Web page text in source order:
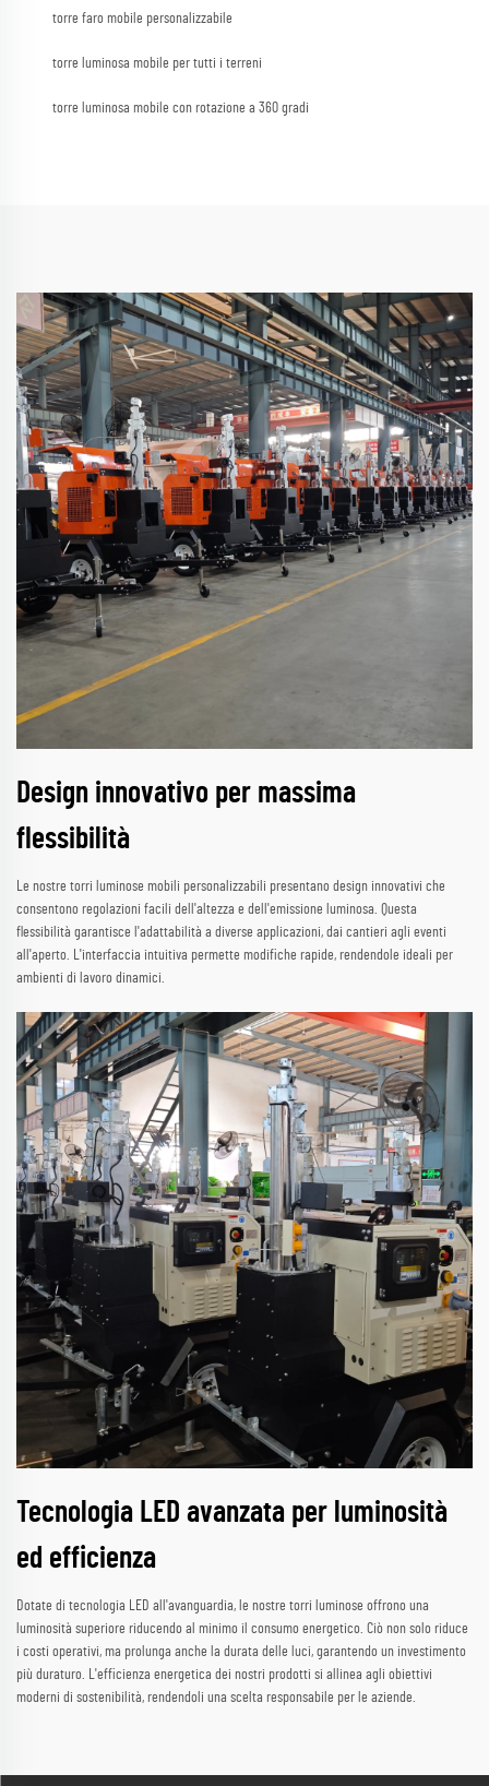
torre faro mobile personalizzabile
torre luminosa mobile per tutti i terreni
torre luminosa mobile con rotazione a 360 gradi
Design innovativo per massima
flessibilità
Le nostre torri luminose mobili personalizzabili presentano design innovativi che
consentono regolazioni facili dell'altezza e dell'emissione luminosa. Questa
flessibilità garantisce l'adattabilità a diverse applicazioni, dai cantieri agli eventi
all'aperto. L'interfaccia intuitiva permette modifiche rapide, rendendole ideali per
ambienti di lavoro dinamici.
Tecnologia LED avanzata per luminosità
ed efficienza
Dotate di tecnologia LED all'avanguardia, le nostre torri luminose offrono una
luminosità superiore riducendo al minimo il consumo energetico. Ciò non solo riduce
i costi operativi, ma prolunga anche la durata delle luci, garantendo un investimento
più duraturo. L'efficienza energetica dei nostri prodotti si allinea agli obiettivi
moderni di sostenibilità, rendendoli una scelta responsabile per le aziende.